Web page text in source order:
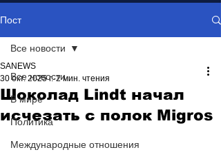
Пост
Все новости
В мире
Политика
Международные отношения
Все новости
Шоколад Lindt начал
исчезать с полок Migros
SANEWS
30 окт. 2025 г. 2 мин. чтения